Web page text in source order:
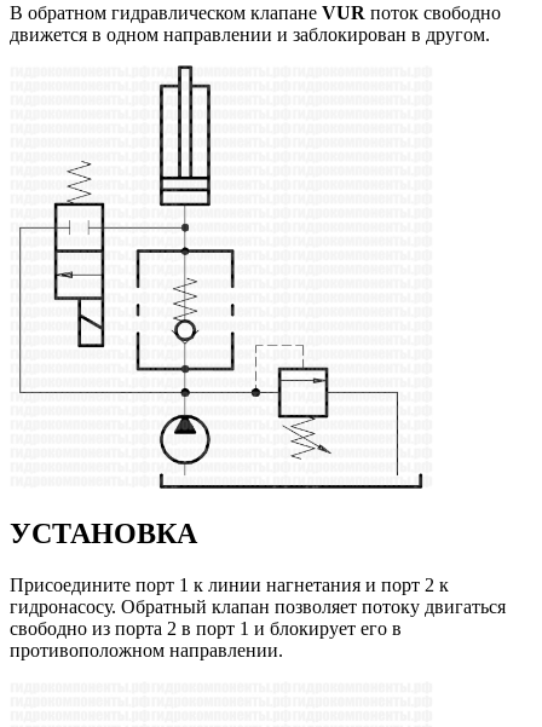
В обратном гидравлическом клапане VUR поток свободно
движется в одном направлении и заблокирован в другом.
УСТАНОВКА
Присоедините порт 1 к линии нагнетания и порт 2 к
гидронасосу. Обратный клапан позволяет потоку двигаться
свободно из порта 2 в порт 1 и блокирует его в
противоположном направлении.